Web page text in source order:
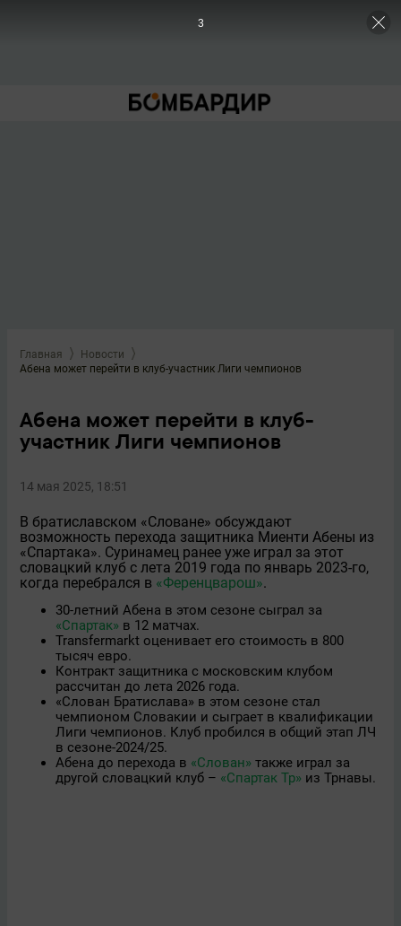
Главная
Новости
Абена может перейти в клуб-участник Лиги чемпионов
Абена может перейти в клуб-
участник Лиги чемпионов
14 мая 2025, 18:51
В братиславском «Словане» обсуждают
возможность перехода защитника Миенти Абены из
«Спартака». Суринамец ранее уже играл за этот
словацкий клуб с лета 2019 года по январь 2023-го,
когда перебрался в «Ференцварош».
30-летний Абена в этом сезоне сыграл за
«Спартак» в 12 матчах.
Transfermarkt оценивает его стоимость в 800
тысяч евро.
Контракт защитника с московским клубом
рассчитан до лета 2026 года.
«Слован Братислава» в этом сезоне стал
чемпионом Словакии и сыграет в квалификации
Лиги чемпионов. Клуб пробился в общий этап ЛЧ
в сезоне-2024/25.
Абена до перехода в «Слован» также играл за
другой словацкий клуб – «Спартак Тр» из Трнавы.
2